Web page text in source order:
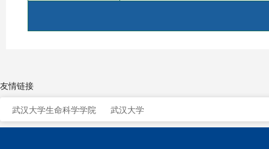
友情链接
武汉大学生命科学学院
武汉大学